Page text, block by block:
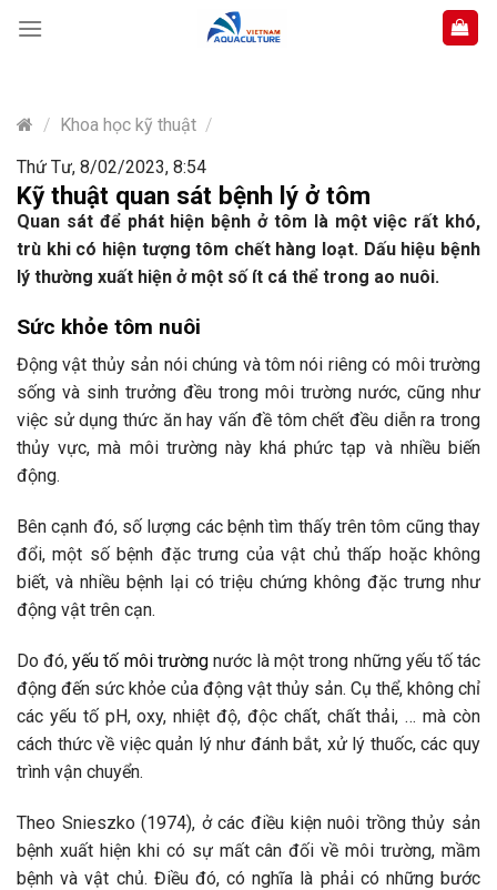
content
/ Khoa học kỹ thuật /
Thứ Tư, 8/02/2023, 8:54
Kỹ thuật quan sát bệnh lý ở tôm
Quan sát để phát hiện bệnh ở tôm là một việc rất khó,
trù khi có hiện tượng tôm chết hàng loạt. Dấu hiệu bệnh
lý thường xuất hiện ở một số ít cá thể trong ao nuôi.
Sức khỏe tôm nuôi
Động vật thủy sản nói chúng và tôm nói riêng có môi trường
sống và sinh trưởng đều trong môi trường nước, cũng như
việc sử dụng thức ăn hay vấn đề tôm chết đều diễn ra trong
thủy vực, mà môi trường này khá phức tạp và nhiều biến
động.
Bên cạnh đó, số lượng các bệnh tìm thấy trên tôm cũng thay
đổi, một số bệnh đặc trưng của vật chủ thấp hoặc không
biết, và nhiều bệnh lại có triệu chứng không đặc trưng như
động vật trên cạn.
Do đó,yếu tố môi trườngnước là một trong những yếu tố tác
động đến sức khỏe của động vật thủy sản. Cụ thể, không chỉ
các yếu tố pH, oxy, nhiệt độ, độc chất, chất thải, … mà còn
cách thức về việc quản lý như đánh bắt, xử lý thuốc, các quy
trình vận chuyển.
Theo Snieszko (1974), ở các điều kiện nuôi trồng thủy sản
bệnh xuất hiện khi có sự mất cân đối về môi trường, mầm
bệnh và vật chủ. Điều đó, có nghĩa là phải có những bước